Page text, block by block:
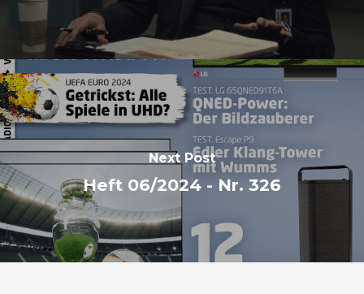
Next Post
Heft 06/2024 - Nr. 326